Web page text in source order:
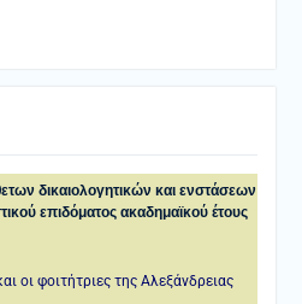
δικαιολογητικών και ενστάσεων
επιδόματος ακαδημαϊκού έτους
οι φοιτήτριες της Αλεξάνδρειας